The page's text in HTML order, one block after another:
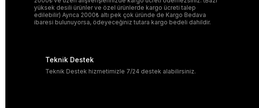
yüksek desili ürünler ve özel ürünlerde kargo ücreti talep
edilebilir) Ayrıca 2000₺ altı pek çok üründe de Kargo Bedava
ibaresi bulunuyorsa, ödeyeceğiniz tutara kargo bedeli dahildir.
Teknik Destek
Teknik Destek hizmetimizle 7/24 destek alabilirsiniz.